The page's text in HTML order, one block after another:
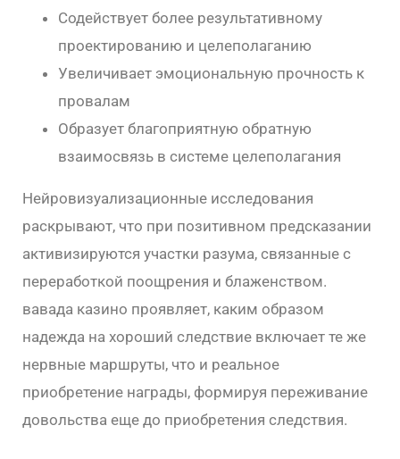
Содействует более результативному
проектированию и целеполаганию
Увеличивает эмоциональную прочность к
провалам
Образует благоприятную обратную
взаимосвязь в системе целеполагания
Нейровизуализационные исследования
раскрывают, что при позитивном предсказании
активизируются участки разума, связанные с
переработкой поощрения и блаженством.
вавада казино проявляет, каким образом
надежда на хороший следствие включает те же
нервные маршруты, что и реальное
приобретение награды, формируя переживание
довольства еще до приобретения следствия.